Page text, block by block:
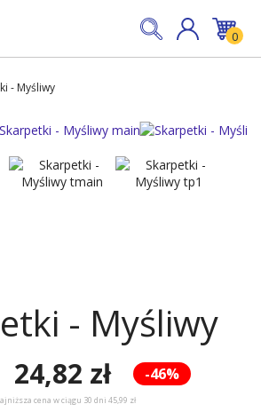
0
- Myśliwy
- Myśliwy
-46%
24,82 zł
cena w ciągu 30 dni 45,99 zł